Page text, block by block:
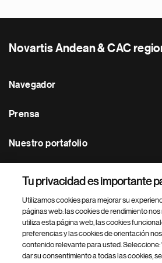
Novartis Andean & CAC
Navegador
Prensa
Nuestro portafolio
Footer Site Search
Tu privacidad es importante
Utilizamos cookies para mejorar su
páginas web: las cookies de rendimiento
utiliza esta página web, las cookies
preferencias y las cookies de orientación
contenido relevante para usted. Seleccione:
dar su consentimiento a todas las cookies,